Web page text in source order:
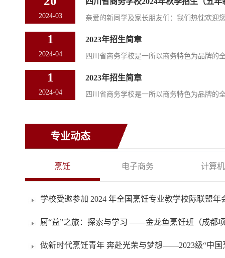
2024-03 亲爱的新同学及家长朋友们：我们热忱欢迎
1
2024-04
2023年招生简章
四川省商务学校是一所以商务特色为品牌的
1
2024-04
2023年招生简章
四川省商务学校是一所以商务特色为品牌的
专业动态
学校受邀参加 2024 年全国烹饪专业教学校际联盟年
厨“益”之旅：探索与学习 ——金龙鱼烹饪班（成都
做新时代烹饪青年 奔赴光荣与梦想——2023级“中国
烹饪 电子商务 计算机